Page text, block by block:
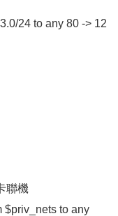
24 to any 80 -> 12
聯機
$priv_nets to any